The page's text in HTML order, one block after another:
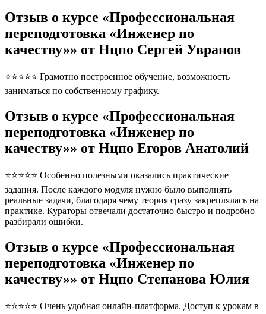
Отзыв о курсе «Профессиональная
переподготовка «Инженер по
качеству»» от Нцпо Сергей Увранов
⭐⭐⭐⭐⭐ Грамотно построенное обучение, возможность
заниматься по собственному графику.
Отзыв о курсе «Профессиональная
переподготовка «Инженер по
качеству»» от Нцпо Егоров Анатолий
⭐⭐⭐⭐⭐ Особенно полезными оказались практические
задания. После каждого модуля нужно было выполнять
реальные задачи, благодаря чему теория сразу закреплялась на
практике. Кураторы отвечали достаточно быстро и подробно
разбирали ошибки.
Отзыв о курсе «Профессиональная
переподготовка «Инженер по
качеству»» от Нцпо Степанова Юлия
⭐⭐⭐⭐⭐ Очень удобная онлайн-платформа. Доступ к урокам в